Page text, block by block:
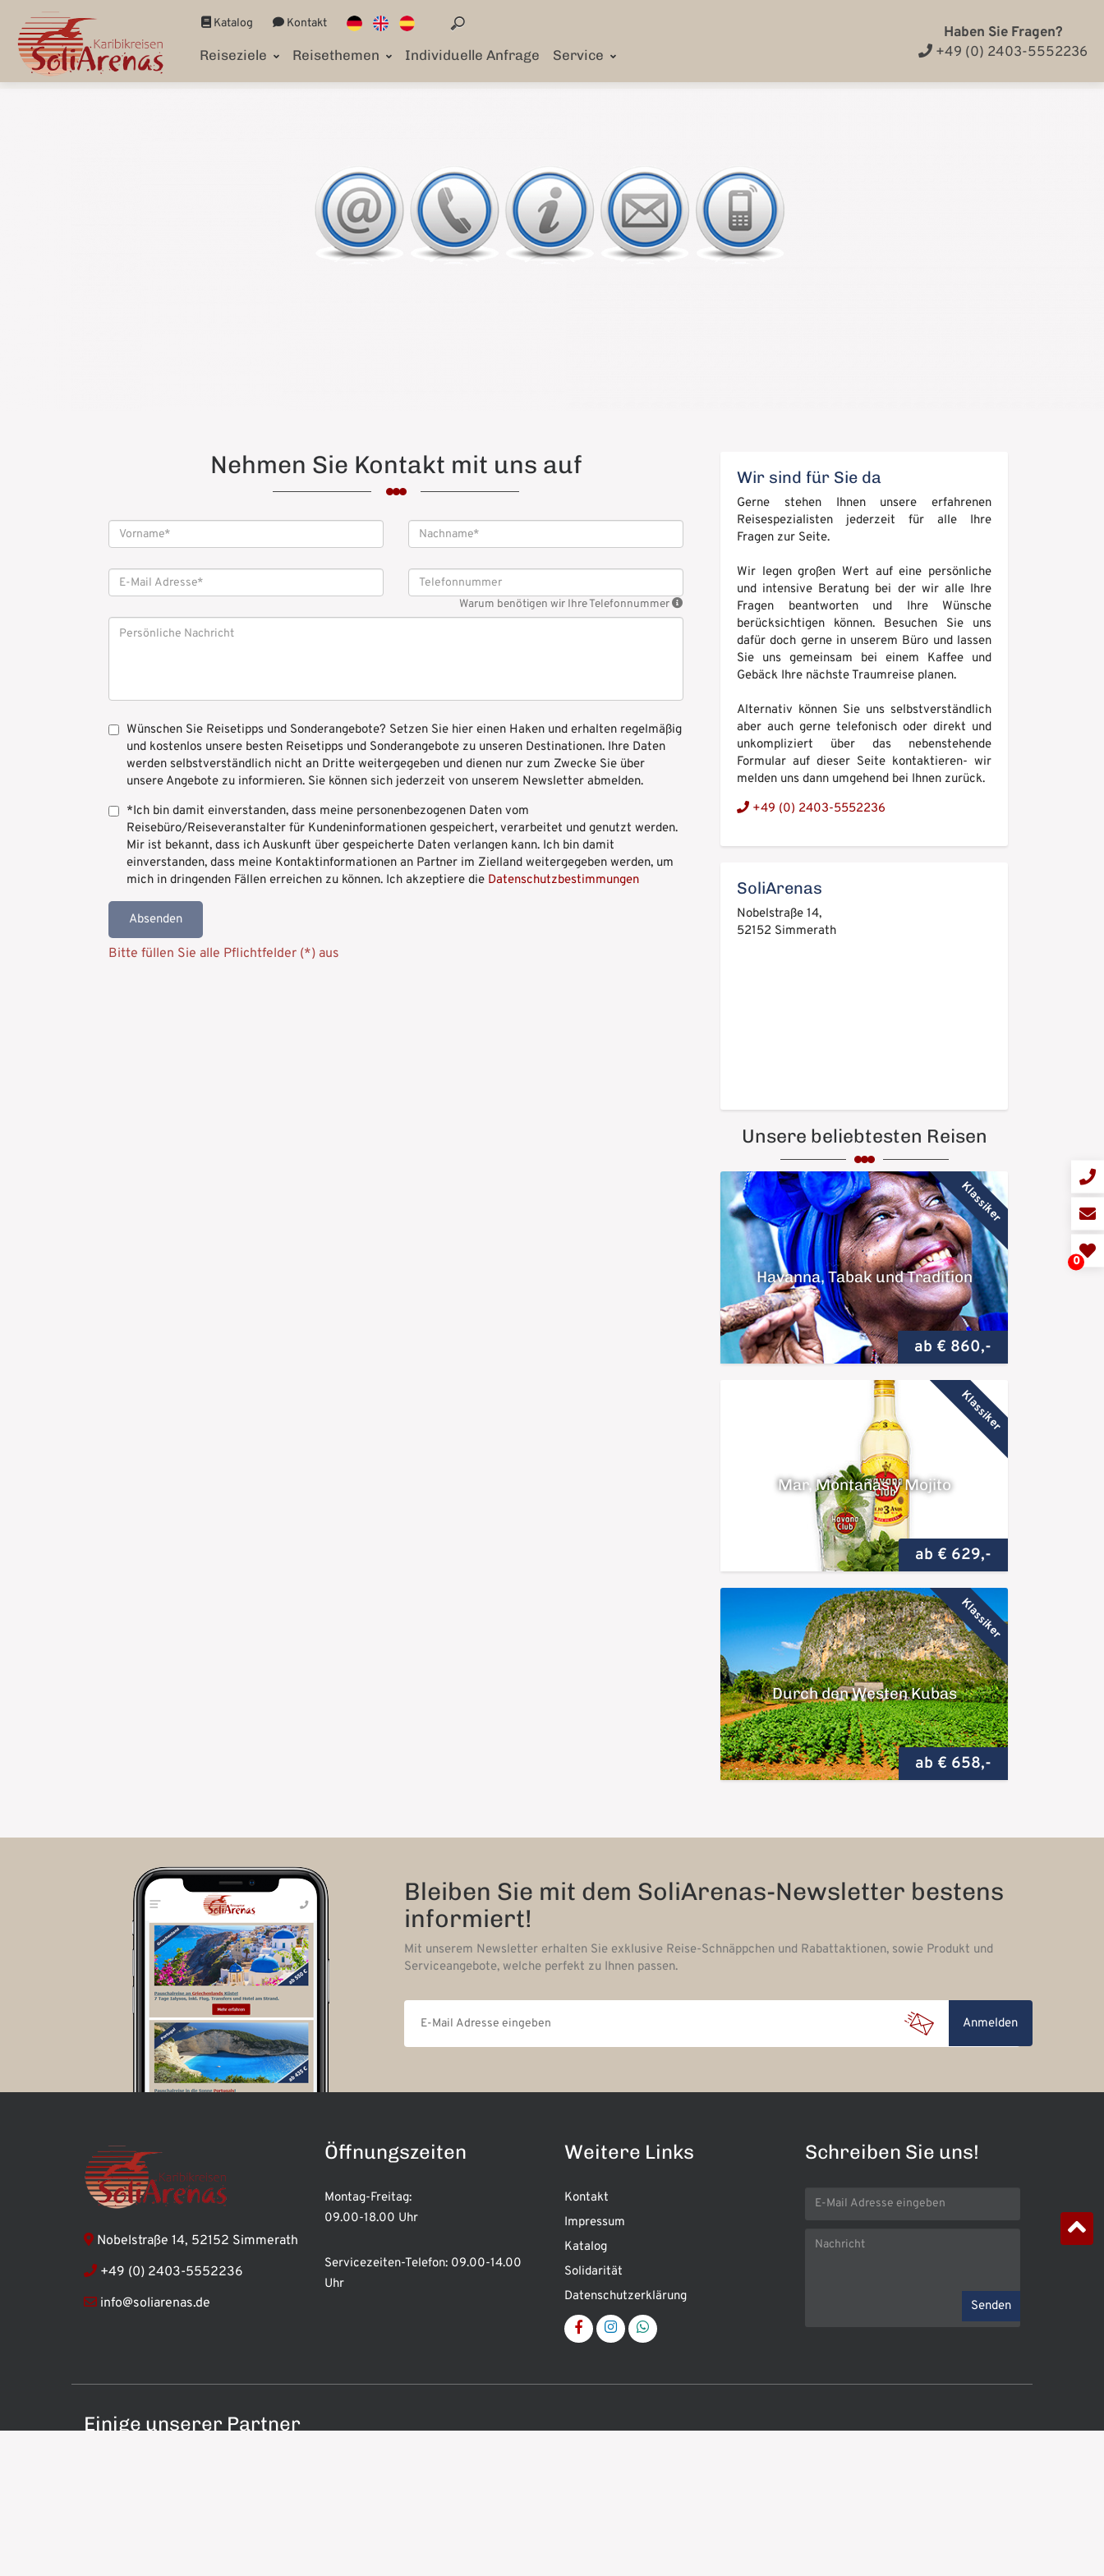
Katalog Kontakt
Reiseziele Reisethemen Individuelle Anfrage Service
Haben Sie Fragen?
+49 (0) 2403-5552236
Nehmen Sie Kontakt mit uns auf
Warum benötigen wir Ihre Telefonnummer
Wünschen Sie Reisetipps und Sonderangebote? Setzen Sie hier einen Haken und erhalten regelmäßig
und kostenlos unsere besten Reisetipps und Sonderangebote zu unseren Destinationen. Ihre Daten
werden selbstverständlich nicht an Dritte weitergegeben und dienen nur zum Zwecke Sie über
unsere Angebote zu informieren. Sie können sich jederzeit von unserem Newsletter abmelden.
*Ich bin damit einverstanden, dass meine personenbezogenen Daten vom
Reisebüro/Reiseveranstalter für Kundeninformationen gespeichert, verarbeitet und genutzt werden.
Mir ist bekannt, dass ich Auskunft über gespeicherte Daten verlangen kann. Ich bin damit
einverstanden, dass meine Kontaktinformationen an Partner im Zielland weitergegeben werden, um
mich in dringenden Fällen erreichen zu können. Ich akzeptiere die Datenschutzbestimmungen
Absenden
Bitte füllen Sie alle Pflichtfelder (*) aus
Wir sind für Sie da
Gerne stehen Ihnen unsere erfahrenen
Reisespezialisten jederzeit für alle Ihre
Fragen zur Seite.
Wir legen großen Wert auf eine persönliche
und intensive Beratung bei der wir alle Ihre
Fragen beantworten und Ihre Wünsche
berücksichtigen können. Besuchen Sie uns
dafür doch gerne in unserem Büro und lassen
Sie uns gemeinsam bei einem Kaffee und
Gebäck Ihre nächste Traumreise planen.
Alternativ können Sie uns selbstverständlich
aber auch gerne telefonisch oder direkt und
unkompliziert über das nebenstehende
Formular auf dieser Seite kontaktieren- wir
melden uns dann umgehend bei Ihnen zurück.
+49 (0) 2403-5552236
SoliArenas
Nobelstraße 14,
52152 Simmerath
Unsere beliebtesten Reisen
Klassiker
ab € 860,-
Havanna, Tabak und Tradition
Klassiker
ab € 629,-
Mar, Montañas y Mojito
Klassiker
ab € 658,-
Durch den Westen Kubas
0
Bleiben Sie mit dem SoliArenas-Newsletter bestens
informiert!
Mit unserem Newsletter erhalten Sie exklusive Reise-Schnäppchen und Rabattaktionen, sowie Produkt und
Serviceangebote, welche perfekt zu Ihnen passen.
Anmelden
Nobelstraße 14, 52152 Simmerath
+49 (0) 2403-5552236
info@soliarenas.de
Öffnungszeiten
Montag-Freitag:
09.00-18.00 Uhr
Servicezeiten-Telefon: 09.00-14.00
Uhr
Weitere Links
Kontakt
Impressum
Katalog
Solidarität
Datenschutzerklärung
Schreiben Sie uns!
Senden
Einige unserer Partner